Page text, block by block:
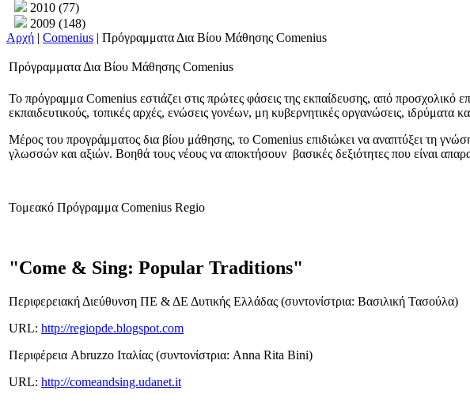
2010 (77)
2009 (148)
Αρχή | Comenius | Πρόγραμματα Δια Βίου Μάθησης Comenius
Πρόγραμματα Δια Βίου Μάθησης Comenius
Το πρόγραμμα Comenius εστιάζει στις πρώτες φάσεις της εκπαίδευσης, από προσχολικό
εκπαιδευτικούς, τοπικές αρχές, ενώσεις γονέων, μη κυβερνητικές οργανώσεις, ιδρύματα
Μέρος του προγράμματος δια βίου μάθησης, το Comenius επιδιώκει να αναπτύξει τη
γλωσσών και αξιών. Βοηθά τους νέους να αποκτήσουν βασικές δεξιότητες που είναι
Τομεακό Πρόγραμμα Comenius Regio
"Come & Sing: Popular Traditions"
Περιφερειακή Διεύθυνση ΠΕ & ΔΕ Δυτικής Ελλάδας (συντονίστρια: Βασιλική Τασούλα)
URL: http://regiopde.blogspot.com
Περιφέρεια Abruzzo Ιταλίας (συντονίστρια: Anna Rita Bini)
URL: http://comeandsing.udanet.it